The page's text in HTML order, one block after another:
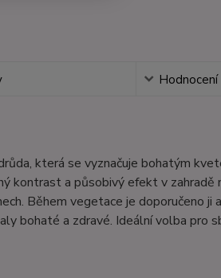
Hodnocení
která se vyznačuje bohatým
kontrast a působivý efekt v zahradě
Během vegetace je doporučeno ji
bohaté a zdravé. Ideální volba pro